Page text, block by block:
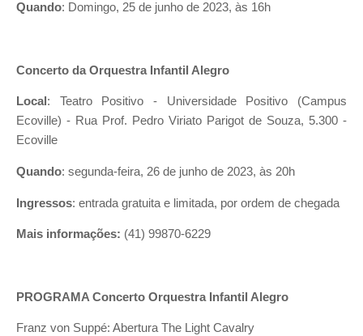
Quando: Domingo, 25 de junho de 2023, às 16h
Concerto da Orquestra Infantil Alegro
Local : Teatro Positivo - Universidade Positivo (Campus
Ecoville) - Rua Prof. Pedro Viriato Parigot de Souza, 5.300 -
Ecoville
Quando: segunda-feira, 26 de junho de 2023, às 20h
Ingressos: entrada gratuita e limitada, por ordem de chegada
Mais informações: (41) 99870-6229
PROGRAMA Concerto Orquestra Infantil Alegro
Franz von Suppé: Abertura The Light Cavalry